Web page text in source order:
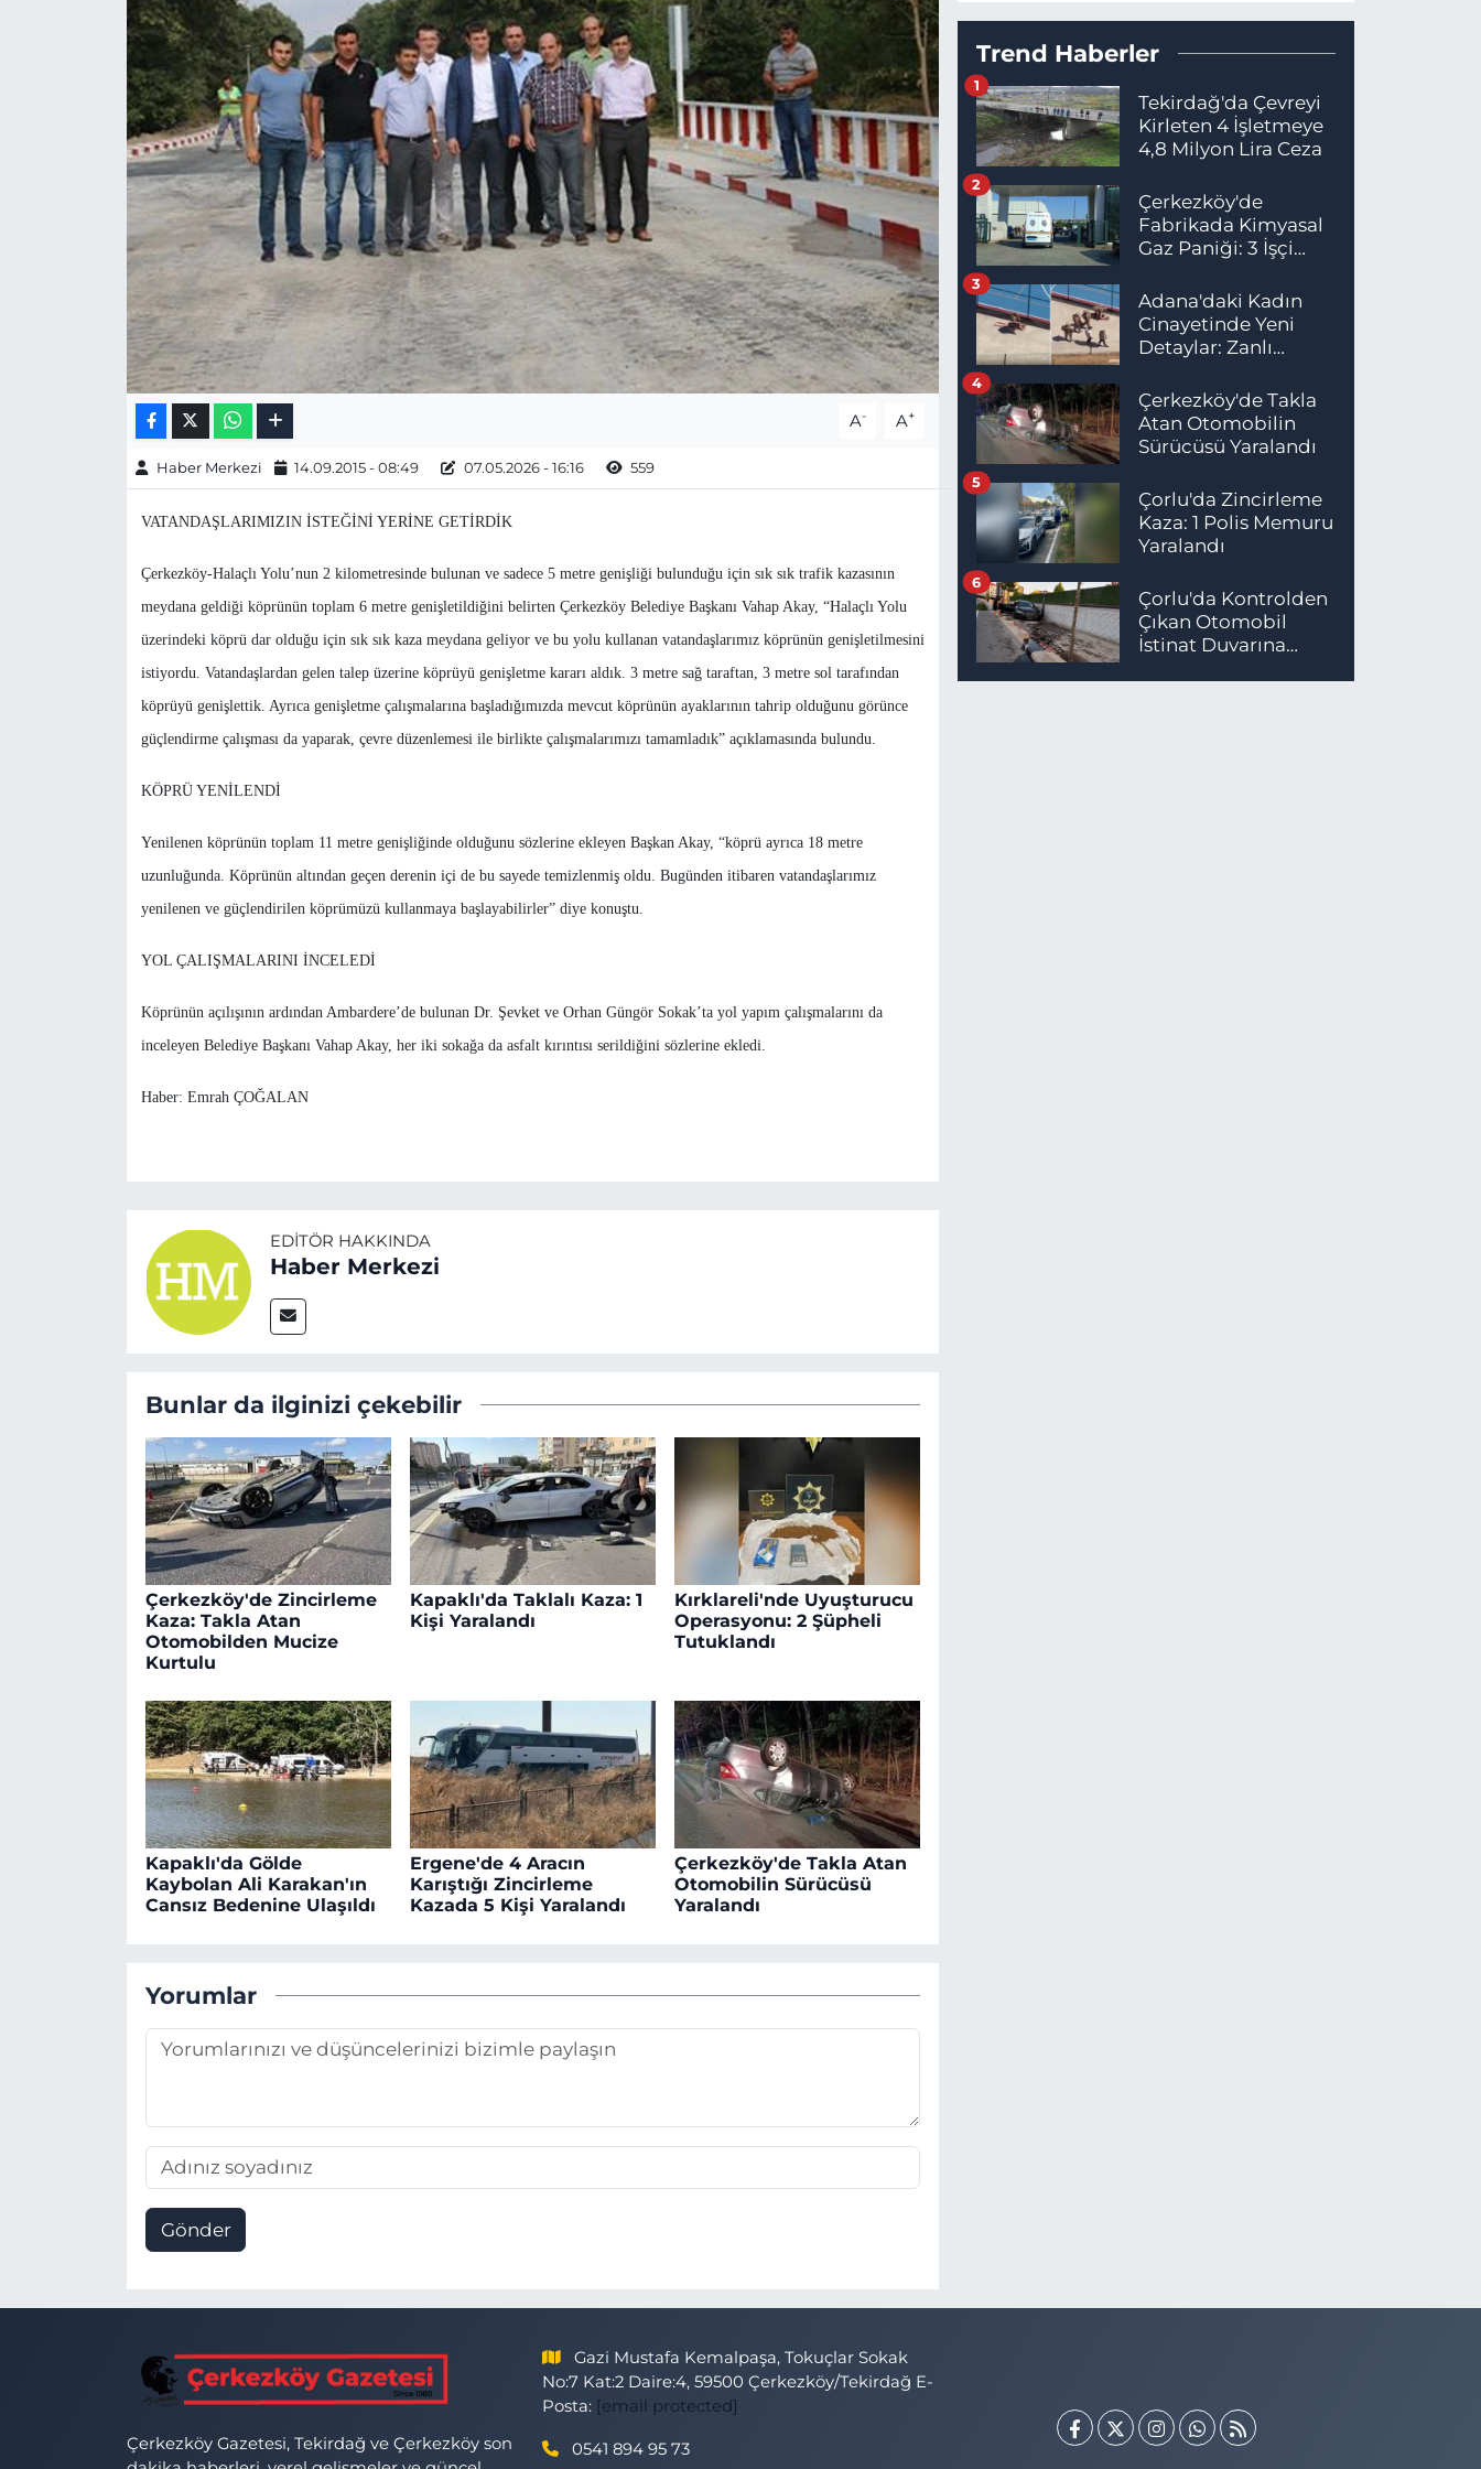
A- A+
Haber Merkezi 14.09.2015 - 08:49 07.05.2026 - 16:16 559
VATANDAŞLARIMIZIN İSTEĞİNİ YERİNE GETİRDİK
Çerkezköy-Halaçlı Yolu’nun 2 kilometresinde bulunan ve sadece 5 metre genişliği bulunduğu için sık sık trafik kazasının
meydana geldiği köprünün toplam 6 metre genişletildiğini belirten Çerkezköy Belediye Başkanı Vahap Akay, “Halaçlı Yolu
üzerindeki köprü dar olduğu için sık sık kaza meydana geliyor ve bu yolu kullanan vatandaşlarımız köprünün genişletilmesini
istiyordu. Vatandaşlardan gelen talep üzerine köprüyü genişletme kararı aldık. 3 metre sağ taraftan, 3 metre sol tarafından
köprüyü genişlettik. Ayrıca genişletme çalışmalarına başladığımızda mevcut köprünün ayaklarının tahrip olduğunu görünce
güçlendirme çalışması da yaparak, çevre düzenlemesi ile birlikte çalışmalarımızı tamamladık” açıklamasında bulundu.
KÖPRÜ YENİLENDİ
Yenilenen köprünün toplam 11 metre genişliğinde olduğunu sözlerine ekleyen Başkan Akay, “köprü ayrıca 18 metre
uzunluğunda. Köprünün altından geçen derenin içi de bu sayede temizlenmiş oldu. Bugünden itibaren vatandaşlarımız
yenilenen ve güçlendirilen köprümüzü kullanmaya başlayabilirler” diye konuştu.
YOL ÇALIŞMALARINI İNCELEDİ
Köprünün açılışının ardından Ambardere’de bulunan Dr. Şevket ve Orhan Güngör Sokak’ta yol yapım çalışmalarını da
inceleyen Belediye Başkanı Vahap Akay, her iki sokağa da asfalt kırıntısı serildiğini sözlerine ekledi.
Haber: Emrah ÇOĞALAN
EDITÖR HAKKINDA
Haber Merkezi
Bunlar da ilginizi çekebilir
Çerkezköy'de Zincirleme
Kaza: Takla Atan
Otomobilden Mucize
Kurtulu
Kapaklı'da Taklalı Kaza: 1
Kişi Yaralandı
Kırklareli'nde Uyuşturucu
Operasyonu: 2 Şüpheli
Tutuklandı
Kapaklı'da Gölde
Kaybolan Ali Karakan'ın
Cansız Bedenine Ulaşıldı
Ergene'de 4 Aracın
Karıştığı Zincirleme
Kazada 5 Kişi Yaralandı
Çerkezköy'de Takla Atan
Otomobilin Sürücüsü
Yaralandı
Yorumlar
Gönder
Trend Haberler
Tekirdağ'da Çevreyi
Kirleten 4 İşletmeye
4,8 Milyon Lira Ceza
1
Çerkezköy'de
Fabrikada Kimyasal
Gaz Paniği: 3 İşçi
2
Adana'daki Kadın
Cinayetinde Yeni
Detaylar: Zanlı
Yakalandı
3
Çerkezköy'de Takla
Atan Otomobilin
Sürücüsü Yaralandı
4
Çorlu'da Zincirleme
Kaza: 1 Polis Memuru
Yaralandı
5
Çorlu'da Kontrolden
Çıkan Otomobil
İstinat Duvarına
6
Çerkezköy Gazetesi, Tekirdağ ve Çerkezköy son
Gazi Mustafa Kemalpaşa, Tokuçlar Sokak
No:7 Kat:2 Daire:4, 59500 Çerkezköy/Tekirdağ E-
Posta: [email protected]
0541 894 95 73
Gizlilik Sözleşmesi
İletişim
Künye
Topluluk Kuralları
Yayın İlkeleri